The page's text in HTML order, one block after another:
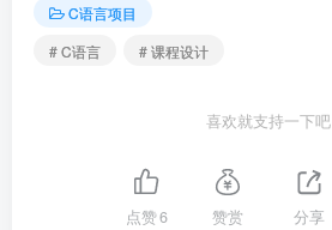
C语言项目
# C语言
# 课程设计
喜欢就支持一下吧
点赞6 赞赏 分享